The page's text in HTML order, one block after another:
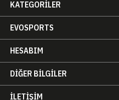
KATEGORILER
EVOSPORTS
HESABIM
DIĞER BILGILER
İLETIŞIM